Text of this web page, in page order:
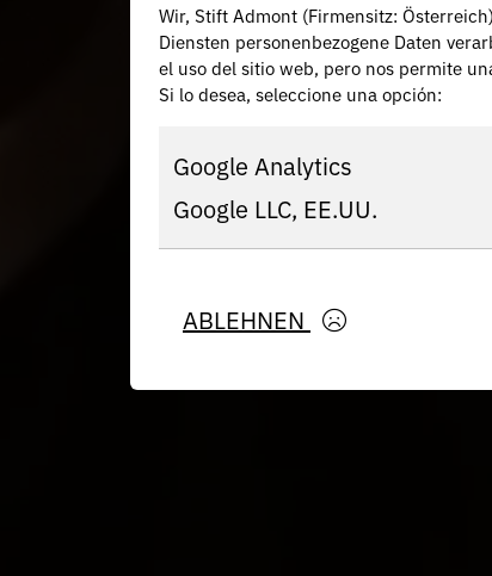
Wir, Stift Admont (Firmensitz:
Diensten personenbezogene Daten
el uso del sitio web, pero nos permite
Si lo desea, seleccione una opción:
Google Analytics
Google LLC, EE.UU.
ABLEHNEN